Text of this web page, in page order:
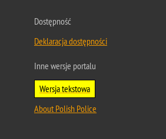
Dostępność
Deklaracja dostępności
Inne wersje portalu
Wersja tekstowa
About Polish Police